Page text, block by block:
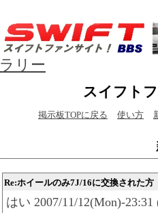
ラリー
スイフト
掲示板TOPに戻る 使い方
Re:ホイールのみ7J/16に交換された方
はい 2007/11/12(Mon)-23:31